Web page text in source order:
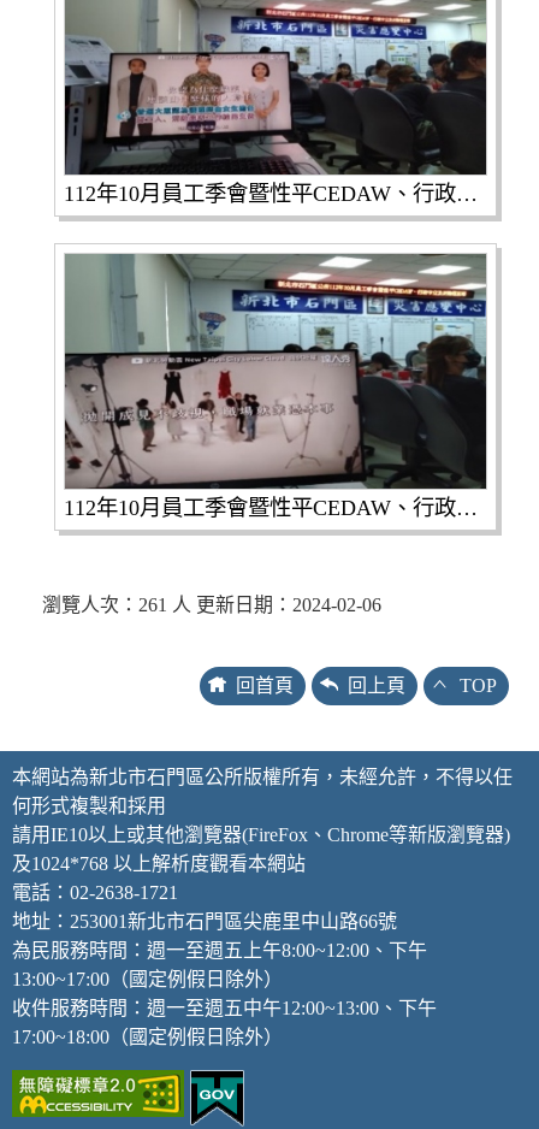
112年10月員工季會暨性平CEDAW、行政中立及反賄選宣導3
112年10月員工季會暨性平CEDAW、行政中立及反賄選宣導4
瀏覽人次：261 人 更新日期：2024-02-06
回首頁 回上頁 TOP
本網站為新北市石門區公所版權所有，未經允許，不得以任
何形式複製和採用
請用IE10以上或其他瀏覽器(FireFox、Chrome等新版瀏覽器)
及1024*768 以上解析度觀看本網站
電話：02-2638-1721
地址：253001新北市石門區尖鹿里中山路66號
為民服務時間：週一至週五上午8:00~12:00、下午
13:00~17:00（國定例假日除外）
收件服務時間：週一至週五中午12:00~13:00、下午
17:00~18:00（國定例假日除外）